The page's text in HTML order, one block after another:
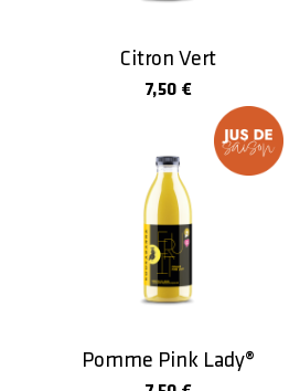
Citron Vert
7,50 €
saison
Pomme Pink Lady®